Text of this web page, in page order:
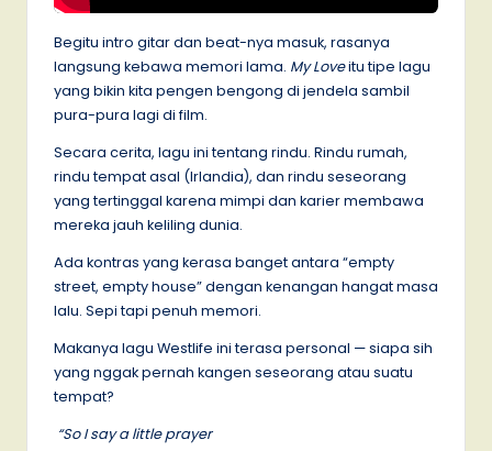
Begitu intro gitar dan beat-nya masuk, rasanya
langsung kebawa memori lama. My Loveitu tipe lagu
yang bikin kita pengen bengong di jendela sambil
pura-pura lagi di film.
Secara cerita, lagu ini tentang rindu. Rindu rumah,
rindu tempat asal (Irlandia), dan rindu seseorang
yang tertinggal karena mimpi dan karier membawa
mereka jauh keliling dunia.
Ada kontras yang kerasa banget antara “empty
street, empty house” dengan kenangan hangat masa
lalu. Sepi tapi penuh memori.
Makanya lagu Westlife ini terasa personal — siapa sih
yang nggak pernah kangen seseorang atau suatu
tempat?
“So I say a little prayer